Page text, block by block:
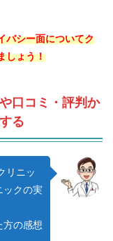
バシー面についてク
しょう！
口コミ・評判か
る
リニッ
ックの実
方の感想